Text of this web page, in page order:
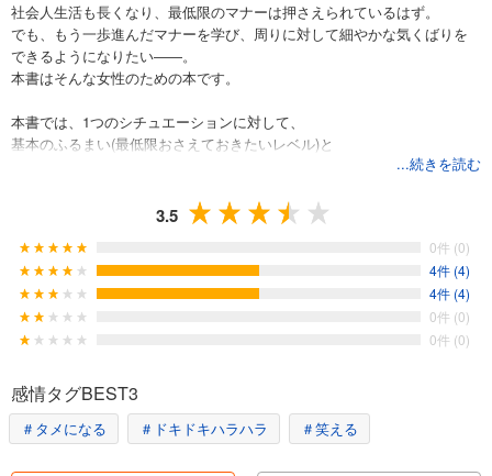
社会人生活も長くなり、最低限のマナーは押さえられているはず。
でも、もう一歩進んだマナーを学び、周りに対して細やかな気くばりを
できるようになりたい――。
本書はそんな女性のための本です。
本書では、1つのシチュエーションに対して、
基本のふるまい(最低限おさえておきたいレベル)と
さりげなく品のあるふるまいを学べます。
...続きを読む
3.5
0件 (0)
4件 (4)
4件 (4)
0件 (0)
0件 (0)
感情タグBEST3
＃タメになる ＃ドキドキハラハラ ＃笑える